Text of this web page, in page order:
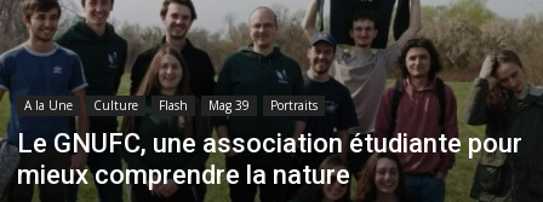
A la Une Culture Flash Mag 39 Portraits
Le GNUFC, une association étudiante pour
mieux comprendre la nature